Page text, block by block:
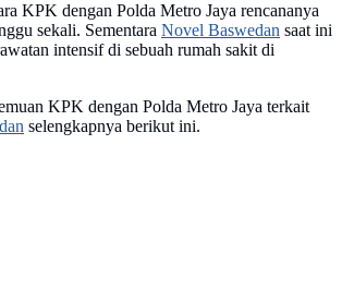
KPK dengan Polda Metro Jaya rencananya
sekali. Sementara Novel Baswedan saat ini
intensif di sebuah rumah sakit di
KPK dengan Polda Metro Jaya terkait
selengkapnya berikut ini.